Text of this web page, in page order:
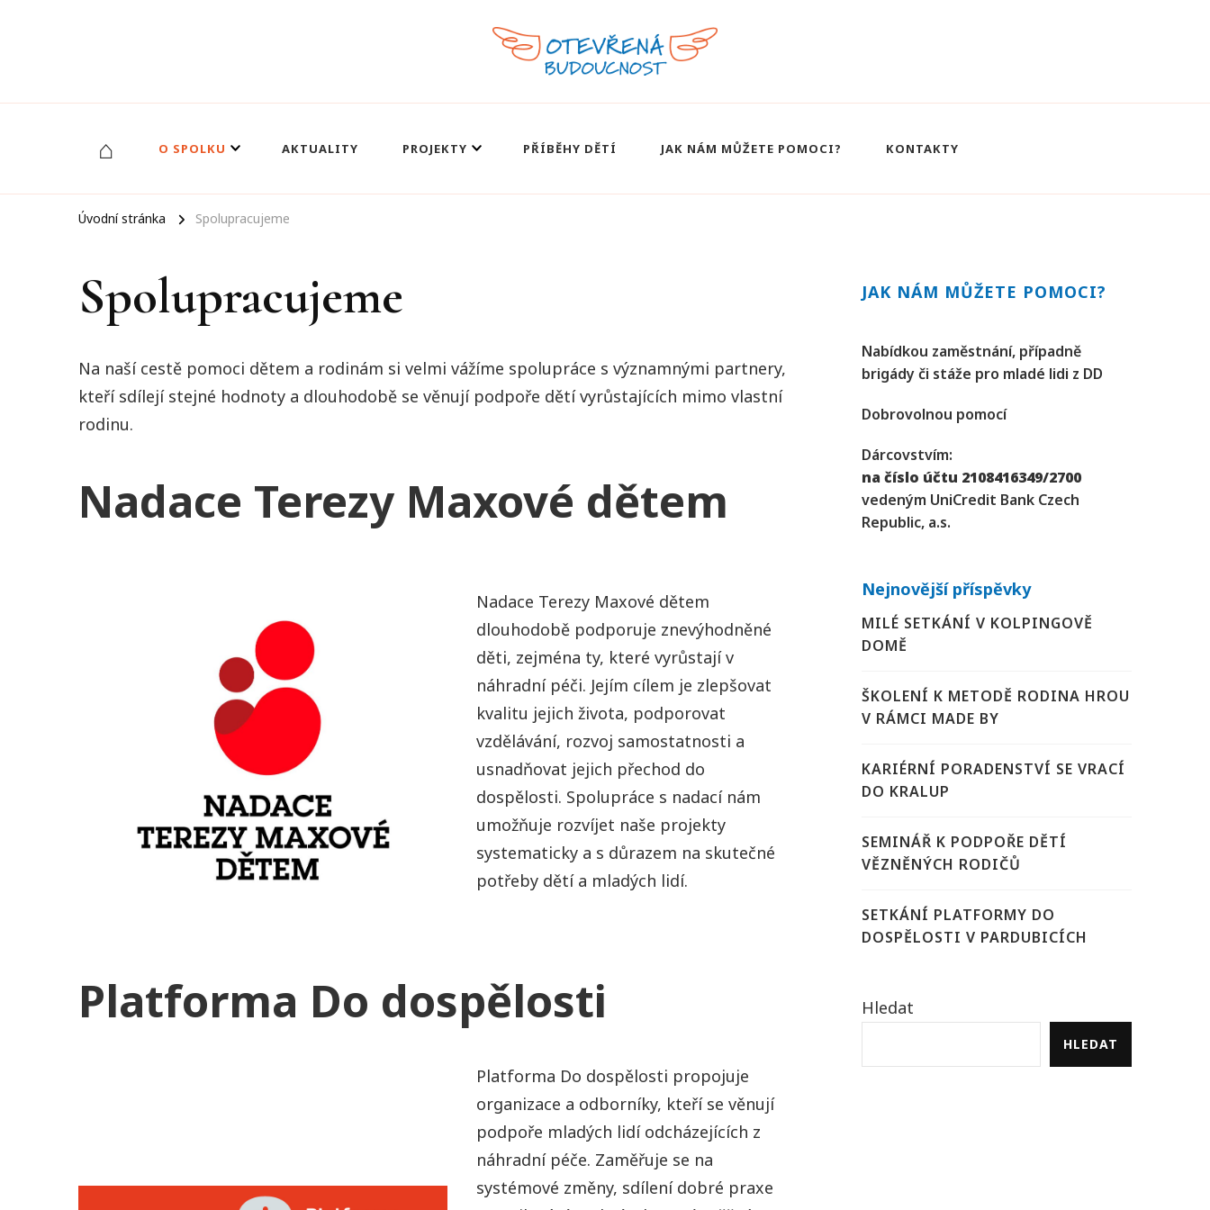
⌂ O SPOLKU AKTUALITY PROJEKTY PŘÍBĚHY DĚTÍ JAK NÁM MŮŽETE POMOCI? KONTAKTY
Úvodní stránka Spolupracujeme
Spolupracujeme
Na naší cestě pomoci dětem a rodinám si velmi vážíme spolupráce s významnými partnery,
kteří sdílejí stejné hodnoty a dlouhodobě se věnují podpoře dětí vyrůstajících mimo vlastní
rodinu.
Nadace Terezy Maxové dětem
Nadace Terezy Maxové dětem
dlouhodobě podporuje znevýhodněné
děti, zejména ty, které vyrůstají v
náhradní péči. Jejím cílem je zlepšovat
kvalitu jejich života, podporovat
vzdělávání, rozvoj samostatnosti a
usnadňovat jejich přechod do
dospělosti. Spolupráce s nadací nám
umožňuje rozvíjet naše projekty
systematicky a s důrazem na skutečné
potřeby dětí a mladých lidí.
Platforma Do dospělosti
Platforma Do dospělosti propojuje
organizace a odborníky, kteří se věnují
podpoře mladých lidí odcházejících z
náhradní péče. Zaměřuje se na
systémové změny, sdílení dobré praxe
JAK NÁM MŮŽETE POMOCI?
Nabídkou zaměstnání, případně
brigády či stáže pro mladé lidi z DD
Dobrovolnou pomocí
Dárcovstvím:
na číslo účtu 2108416349/2700
vedeným UniCredit Bank Czech
Republic, a.s.
Nejnovější příspěvky
MILÉ SETKÁNÍ V KOLPINGOVĚ
DOMĚ
ŠKOLENÍ K METODĚ RODINA HROU
V RÁMCI MADE BY
KARIÉRNÍ PORADENSTVÍ SE VRACÍ
DO KRALUP
SEMINÁŘ K PODPOŘE DĚTÍ
VĚZNĚNÝCH RODIČŮ
SETKÁNÍ PLATFORMY DO
DOSPĚLOSTI V PARDUBICÍCH
Hledat
HLEDAT